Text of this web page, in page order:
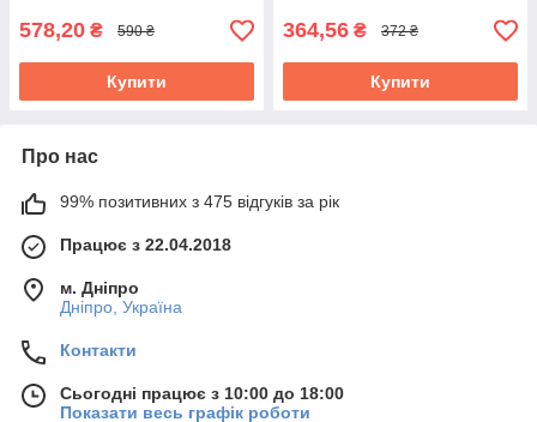
578,20 ₴ 590 ₴
Купити
364,56 ₴ 372 ₴
Купити
Про нас
99% позитивних з 475 відгуків за рік
Працює з 22.04.2018
м. Дніпро
Дніпро, Україна
Контакти
Сьогодні працює з 10:00 до 18:00
Показати весь графік роботи